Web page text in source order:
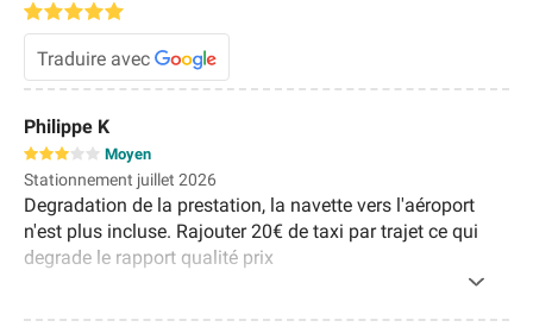
Traduire avec
Philippe K
Moyen
Stationnement juillet 2026
Degradation de la prestation, la navette vers l'aéroport
n'est plus incluse. Rajouter 20€ de taxi par trajet ce qui
degrade le rapport qualité prix